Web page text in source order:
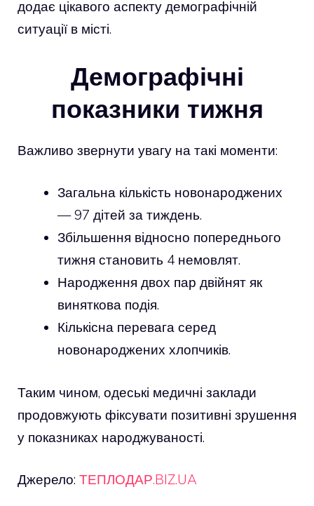
додає цікавого аспекту демографічній
ситуації в місті.
Демографічні
показники тижня
Важливо звернути увагу на такі моменти:
Загальна кількість новонароджених
— 97 дітей за тиждень.
Збільшення відносно попереднього
тижня становить 4 немовлят.
Народження двох пар двійнят як
виняткова подія.
Кількісна перевага серед
новонароджених хлопчиків.
Таким чином, одеські медичні заклади
продовжують фіксувати позитивні зрушення
у показниках народжуваності.
Джерело: ТЕПЛОДАР.BIZ.UA